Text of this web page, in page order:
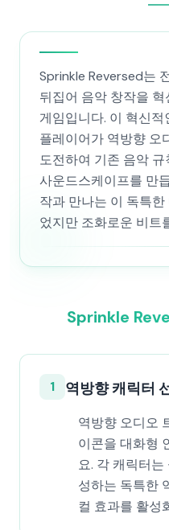
Sprinkle Reversed는
뒤집어 음악 창작을
게임입니다. 이 혁신
플레이어가 역방향 오
도전하여 기존 음악
사운드스케이프를 만
작과 만나는 이 독특
었지만 조화로운 비트
Sprinkle
1 역방향 캐릭터
역방향 오디오
이콘을 대화형
요. 각 캐릭터
성하는 독특한
컬 효과를 활성